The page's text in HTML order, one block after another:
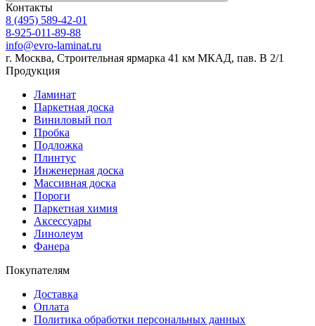
Контакты
8 (495) 589-42-01
8-925-011-89-88
info@evro-laminat.ru
г. Москва, Строительная ярмарка 41 км МКАД, пав. В 2/1
Продукция
Ламинат
Паркетная доска
Виниловый пол
Пробка
Подложка
Плинтус
Инженерная доска
Массивная доска
Пороги
Паркетная химия
Аксессуары
Линолеум
Фанера
Покупателям
Доставка
Оплата
Политика обработки персональных данных